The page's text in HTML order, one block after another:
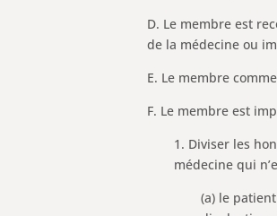
D. Le membre est
de la médecine ou
E. Le membre
F. Le membre est
1. Diviser les
médecine qui
(a) le